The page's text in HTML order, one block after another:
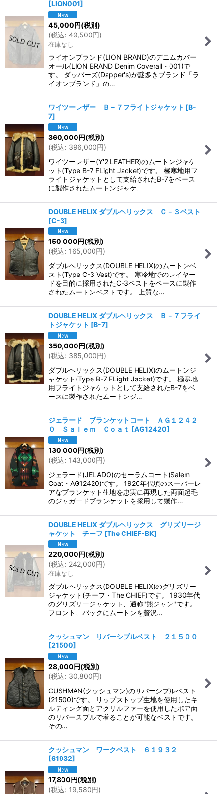
[LION001]
45,000円(税別)
(税込: 49,500円)
在庫なし
ライオンブランド(LION BRAND)のデニムカバー
オール(LION BRAND Denim Coverall・001)で
す。 ダッパーズ(Dapper's)が謎多きブランド「ラ
イオンブランド」の…
ワイツーレザー Ｂ－７フライトジャケット [B-
7]
360,000円(税別)
(税込: 396,000円)
ワイツーレザー(Y'2 LEATHER)のムートンジャケ
ット(Type B-7 FLight Jacket)です。 極寒地用フ
ライトジャケットとして支給されたB-7をベース
に製作されたムートンジャケ…
DOUBLE HELIX ダブルヘリックス Ｃ－３ベスト
[C-3]
150,000円(税別)
(税込: 165,000円)
ダブルヘリックス(DOUBLE HELIX)のムートンベ
スト(Type C-3 Vest)です。 寒冷地でのレイヤー
ドを目的に採用されたC-3ベストをベースに製作
されたムートンベストです。 上質な…
DOUBLE HELIX ダブルヘリックス Ｂ－７フライ
トジャケット [B-7]
350,000円(税別)
(税込: 385,000円)
ダブルヘリックス(DOUBLE HELIX)のムートンジ
ャケット(Type B-7 FLight Jacket)です。 極寒地
用フライトジャケットとして支給されたB-7をベ
ースに製作されたムートンジ…
ジェラード ブランケットコート ＡＧ１２４２
０ Ｓａｌｅｍ Ｃｏａｔ [AG12420]
130,000円(税別)
(税込: 143,000円)
ジェラード(JELADO)のセーラムコート(Salem
Coat・AG12420)です。 1920年代頃のスーパーレ
アなブランケット生地を忠実に再現した両面起毛
のジャガードブランケットを採用して製作…
DOUBLE HELIX ダブルヘリックス グリズリージ
ャケット チーフ [The CHIEF-BK]
220,000円(税別)
(税込: 242,000円)
在庫なし
ダブルヘリックス(DOUBLE HELIX)のグリズリー
ジャケット(チーフ・The CHIEF)です。 1930年代
のグリズリージャケット、通称"熊ジャン"です。
フロント、バックにムートンを贅沢…
クッシュマン リバーシブルベスト ２１５００
[21500]
28,000円(税別)
(税込: 30,800円)
CUSHMAN(クッシュマン)のリバーシブルベスト
(21500)です。 リップストップ生地を使用したキ
ルティング面とアクリルファーを使用したボア面
のリバースブルで着ることが可能なベストです。
その…
クッシュマン ワークベスト ６１９３２
[61932]
17,800円(税別)
(税込: 19,580円)